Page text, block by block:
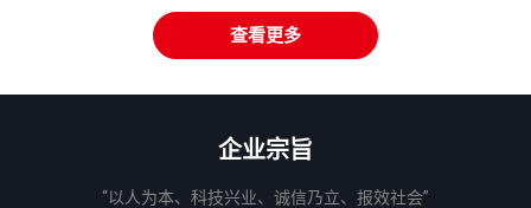
查看更多
企业宗旨
“以人为本、科技兴业、诚信乃立、报效社会”